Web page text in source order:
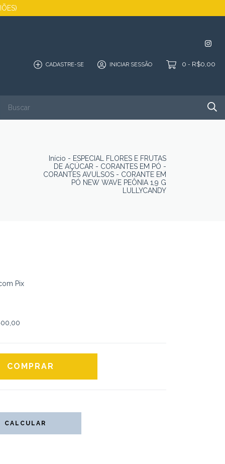
CADASTRE-SE INICIAR SESSÃO 0 - R$0,00
SALDÃO CONTATO
Início - ESPECIAL FLORES E FRUTAS
DE AÇÚCAR - CORANTES EM PÓ -
CORANTES AVULSOS - CORANTE EM
PÓ NEW WAVE PEÔNIA 1,9 G
LULLYCANDY
Pix
CALCULAR